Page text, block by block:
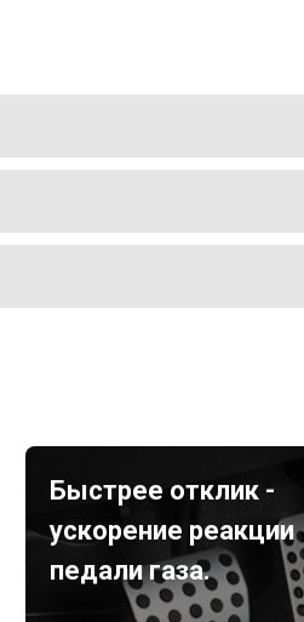
Быстрее отклик -
ускорение реакции
педали газа.